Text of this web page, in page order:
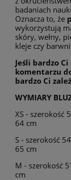
badaniach
Oznacza to, że
wykorzystują
skóry, wełny,
kleje czy
Jeśli bardzo
komentarzu
bardzo Ci
WYMIARY
XS - szerokość
64 cm
S - szerokość
65 cm
M - szerokość
cm